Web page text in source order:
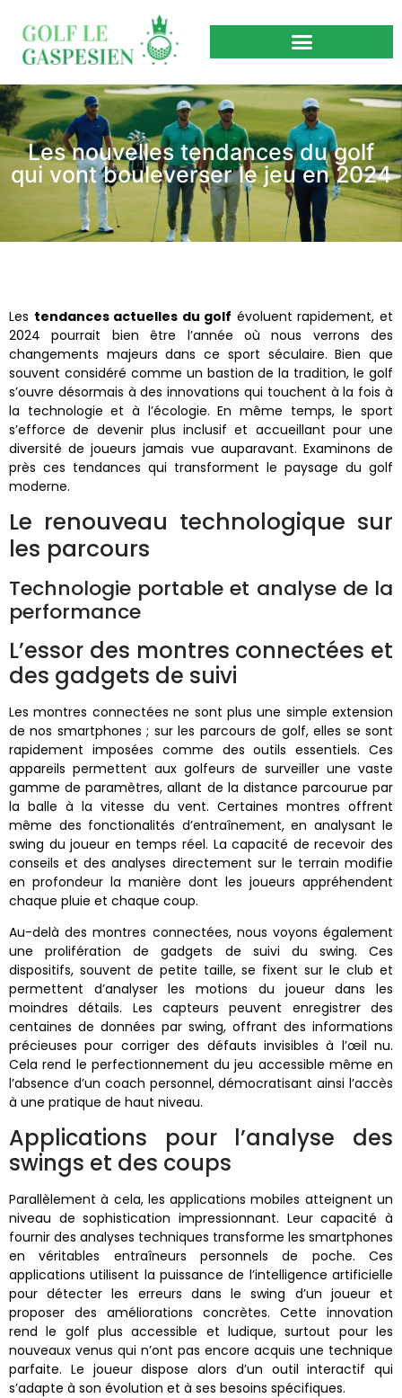
Les nouvelles tendances du golf
qui vont bouleverser le jeu en 2024
Les tendances actuelles du golf évoluent rapidement, et
2024 pourrait bien être l’année où nous verrons des
changements majeurs dans ce sport séculaire. Bien que
souvent considéré comme un bastion de la tradition, le golf
s’ouvre désormais à des innovations qui touchent à la fois à
la technologie et à l’écologie. En même temps, le sport
s’efforce de devenir plus inclusif et accueillant pour une
diversité de joueurs jamais vue auparavant. Examinons de
près ces tendances qui transforment le paysage du golf
moderne.
Le renouveau technologique sur
les parcours
Technologie portable et analyse de la
performance
L’essor des montres connectées et
des gadgets de suivi
Les montres connectées ne sont plus une simple extension
de nos smartphones ; sur les parcours de golf, elles se sont
rapidement imposées comme des outils essentiels. Ces
appareils permettent aux golfeurs de surveiller une vaste
gamme de paramètres, allant de la distance parcourue par
la balle à la vitesse du vent. Certaines montres offrent
même des fonctionalités d’entraînement, en analysant le
swing du joueur en temps réel. La capacité de recevoir des
conseils et des analyses directement sur le terrain modifie
en profondeur la manière dont les joueurs appréhendent
chaque pluie et chaque coup.
Au-delà des montres connectées, nous voyons également
une prolifération de gadgets de suivi du swing. Ces
dispositifs, souvent de petite taille, se fixent sur le club et
permettent d’analyser les motions du joueur dans les
moindres détails. Les capteurs peuvent enregistrer des
centaines de données par swing, offrant des informations
précieuses pour corriger des défauts invisibles à l’œil nu.
Cela rend le perfectionnement du jeu accessible même en
l’absence d’un coach personnel, démocratisant ainsi l’accès
à une pratique de haut niveau.
Applications pour l’analyse des
swings et des coups
Parallèlement à cela, les applications mobiles atteignent un
niveau de sophistication impressionnant. Leur capacité à
fournir des analyses techniques transforme les smartphones
en véritables entraîneurs personnels de poche. Ces
applications utilisent la puissance de l’intelligence artificielle
pour détecter les erreurs dans le swing d’un joueur et
proposer des améliorations concrètes. Cette innovation
rend le golf plus accessible et ludique, surtout pour les
nouveaux venus qui n’ont pas encore acquis une technique
parfaite. Le joueur dispose alors d’un outil interactif qui
s’adapte à son évolution et à ses besoins spécifiques.